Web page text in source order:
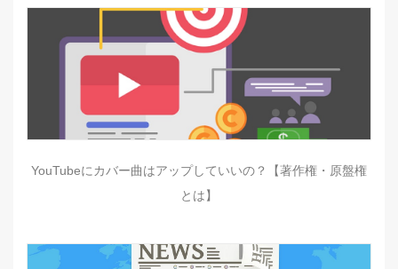
YouTubeにカバー曲はアップしていいの？【著作権・原盤権
とは】